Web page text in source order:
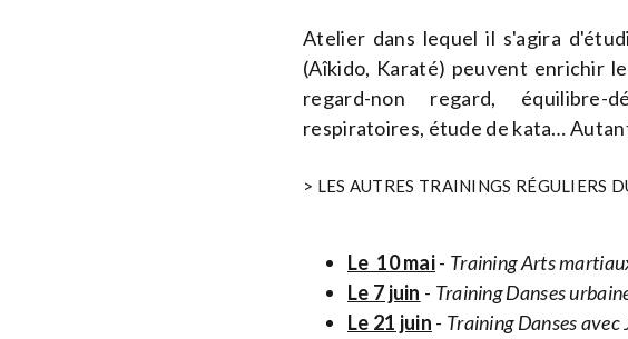
Atelier dans lequel il s'agira
(Aîkido, Karaté) peuvent enrichir
regard-non regard, équilibre-
respiratoires, étude de kata…
> LES AUTRES TRAININGS RÉGULIERS
Le 10 mai- Training Arts
Le 7 juin - Training Danses
Le 21 juin - Training Danses avec